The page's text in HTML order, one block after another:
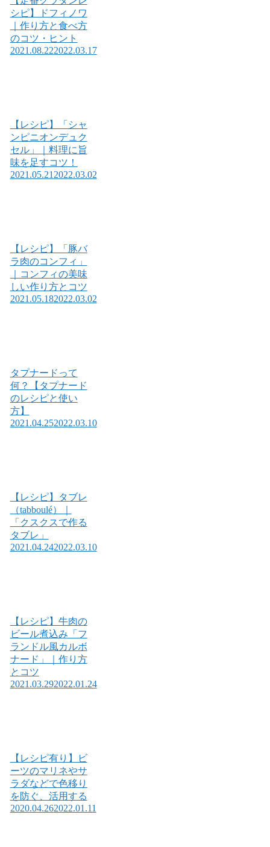
シピ】ドフィノワ
｜作り方と食べ方
のコツ・ヒント
2021.08.222022.03.17
【レシピ】「シャ
ンピニオンデュク
セル」｜料理に旨
味を足すコツ！
2021.05.21 2022.03.02
【レシピ】「豚バ
ラ肉のコンフィ」
｜コンフィの美味
しい作り方とコツ
2021.05.182022.03.02
タプナードって
何？【タプナード
のレシピと使い
方】
2021.04.252022.03.10
【レシピ】タブレ
（tabboulé）｜
「クスクスで作る
タブレ」
2021.04.242022.03.10
【レシピ】牛肉の
ビール煮込み「フ
ランドル風カルボ
ナード」｜作り方
とコツ
2021.03.292022.01.24
【レシピ有り】ビ
ーツのマリネやサ
ラダなどで色移り
を防ぐ、活用する
2020.04.262022.01.11